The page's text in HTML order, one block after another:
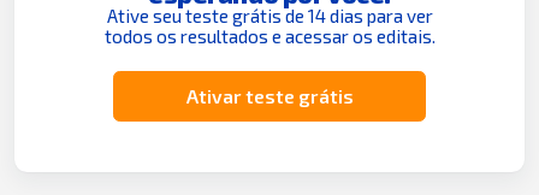
Ative seu teste grátis de 14 dias para ver
todos os resultados e acessar os editais.
Ativar teste grátis